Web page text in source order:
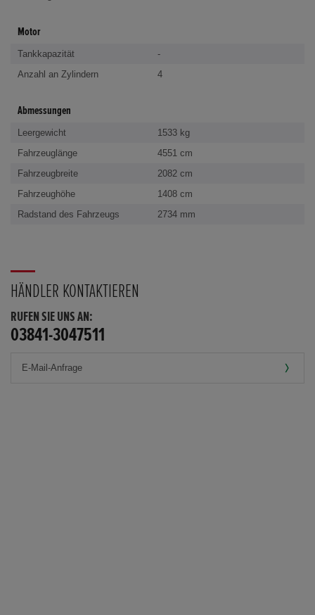
Motor
Tankkapazität
-
Anzahl an Zylindern
4
Abmessungen
Leergewicht
1533 kg
Fahrzeuglänge
4551 cm
Fahrzeugbreite
2082 cm
Fahrzeughöhe
1408 cm
Radstand des Fahrzeugs
2734 mm
HÄNDLER KONTAKTIEREN
RUFEN SIE UNS AN:
03841-3047511